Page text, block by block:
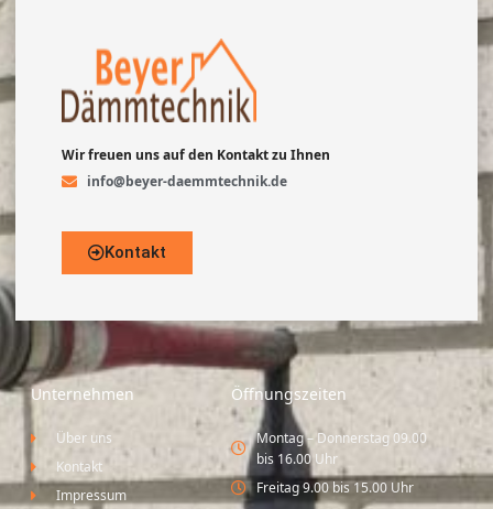
Wir freuen uns auf den Kontakt zu Ihnen
info@beyer-daemmtechnik.de
Kontakt
Unternehmen
Über uns
Kontakt
Impressum
Öffnungszeiten
Montag – Donnerstag 09.00
bis 16.00 Uhr
Freitag 9.00 bis 15.00 Uhr